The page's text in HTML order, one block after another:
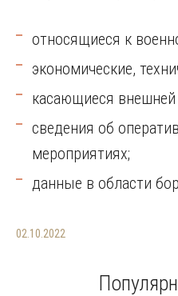
относящиеся к
экономические,
касающиеся внешней
сведения об
мероприятиях;
данные в области
02.10.2022